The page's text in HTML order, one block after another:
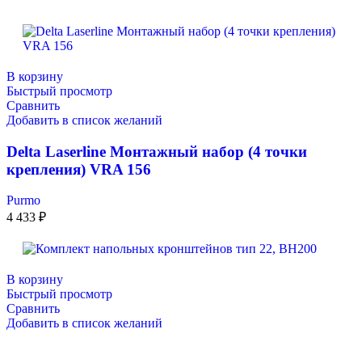
В корзину
Быстрый просмотр
Сравнить
Добавить в список желаний
Delta Laserline Монтажный набор (4 точки
крепления) VRA 156
Purmo
4 433 ₽
В корзину
Быстрый просмотр
Сравнить
Добавить в список желаний